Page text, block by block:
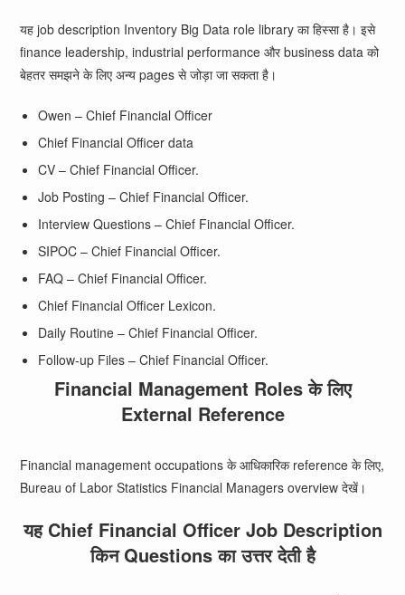
यह job description Inventory Big Data role library का हिस्सा है। इसे
finance leadership, industrial performance और business data को
बेहतर समझने के लिए अन्य pages से जोड़ा जा सकता है।
Owen – Chief Financial Officer
Chief Financial Officer data
CV – Chief Financial Officer.
Job Posting – Chief Financial Officer.
Interview Questions – Chief Financial Officer.
SIPOC – Chief Financial Officer.
FAQ – Chief Financial Officer.
Chief Financial Officer Lexicon.
Daily Routine – Chief Financial Officer.
Follow-up Files – Chief Financial Officer.
Financial Management Roles के लिए
External Reference
Financial management occupations के आधिकारिक reference के लिए,
Bureau of Labor Statistics Financial Managers overview देखें।
यह Chief Financial Officer Job Description
किन Questions का उत्तर देती है